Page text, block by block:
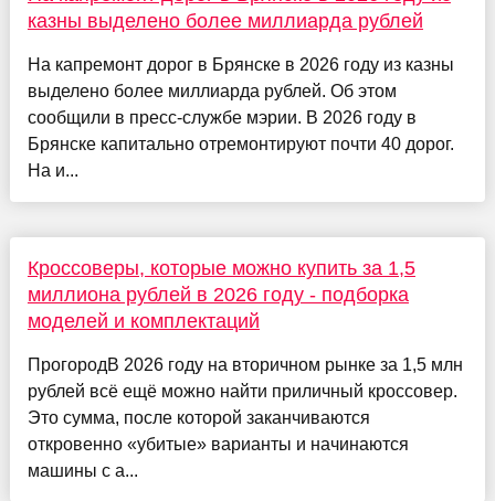
казны выделено более миллиарда рублей
На капремонт дорог в Брянске в 2026 году из казны
выделено более миллиарда рублей. Об этом
сообщили в пресс-службе мэрии. В 2026 году в
Брянске капитально отремонтируют почти 40 дорог.
На и...
Кроссоверы, которые можно купить за 1,5
миллиона рублей в 2026 году - подборка
моделей и комплектаций
ПрогородВ 2026 году на вторичном рынке за 1,5 млн
рублей всё ещё можно найти приличный кроссовер.
Это сумма, после которой заканчиваются
откровенно «убитые» варианты и начинаются
машины с а...